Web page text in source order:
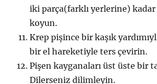
iki parça(farklı yerlerine) kadar
koyun.
Krep pişince bir kaşık
bir el hareketiyle ters çevirin.
Pişen kayganaları üst üste bir
Dilerseniz dilimleyin.